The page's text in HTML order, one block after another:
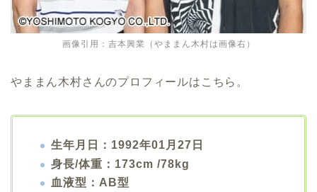
画像引用：吉本興業（やままん木村は画像右）
やままん木村さんのプロフィールはこちら。
生年月日：1992年01月27日
身長/体重：173cm /78kg
血液型：AB型